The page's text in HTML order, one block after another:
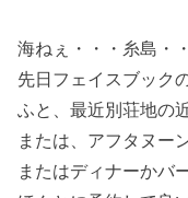
海ねぇ・・・糸島・
先日フェイスブック
ふと、最近別荘地の
または、アフタヌー
またはディナーかバ